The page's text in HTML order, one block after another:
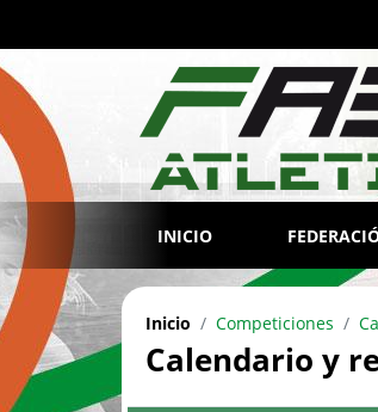
INICIO
Calendario y
Inicio Competiciones